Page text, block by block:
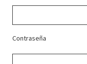
Contraseña